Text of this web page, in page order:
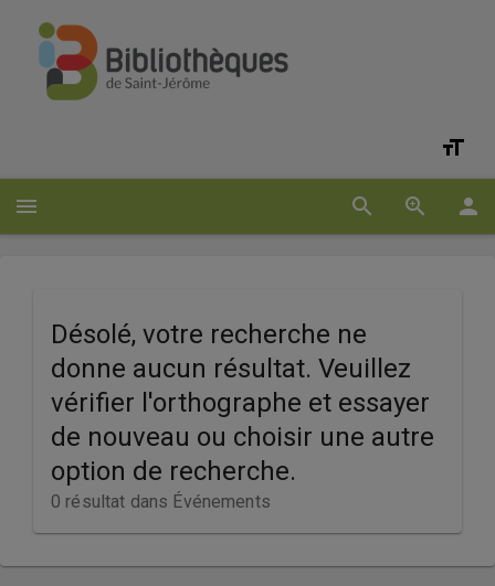
format_size
menu search zoom_in person
de
recherche
Désolé, votre recherche ne
donne aucun résultat. Veuillez
vérifier l'orthographe et essayer
de nouveau ou choisir une autre
option de recherche.
0 résultat dans Événements